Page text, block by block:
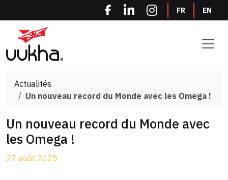
FR EN
Actualités
Un nouveau record du Monde avec les Omega !
Un nouveau record du Monde avec
les Omega !
27 août 2025
Panneau de gestion des cookies